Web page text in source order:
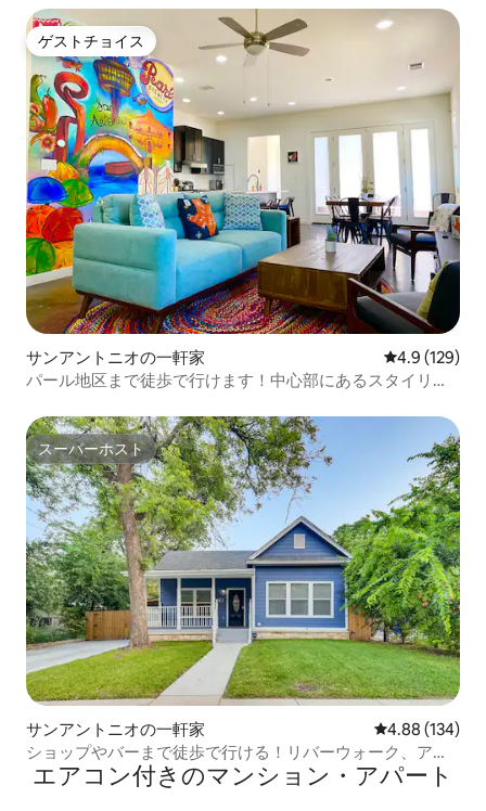
ゲストチョイス
ゲストチョイス
サンアントニオの一軒家 レビュー129
4.9 (129)
パール地区まで徒歩で行けます！中心部にあるスタイリッ
スーパーホスト
スーパーホスト
サンアントニオの一軒家 レビュー134
4.88 (134)
ショップやバーまで徒歩で行ける！リバーウォーク、アラ
モ、ダウンタウンまで数分
エアコン付きのマンション・アパート